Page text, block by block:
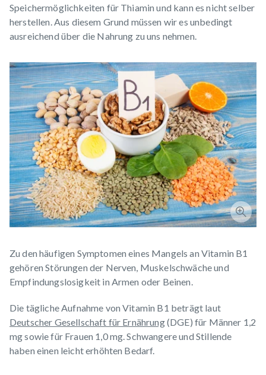
Speichermöglichkeiten für Thiamin und kann es nicht selber
herstellen. Aus diesem Grund müssen wir es unbedingt
ausreichend über die Nahrung zu uns nehmen.
Zu den häufigen Symptomen eines Mangels an Vitamin B1
gehören Störungen der Nerven, Muskelschwäche und
Empfindungslosigkeit in Armen oder Beinen.
Die tägliche Aufnahme von Vitamin B1 beträgt laut
Deutscher Gesellschaft für Ernährung(DGE) für Männer 1,2
mg sowie für Frauen 1,0 mg. Schwangere und Stillende
haben einen leicht erhöhten Bedarf.